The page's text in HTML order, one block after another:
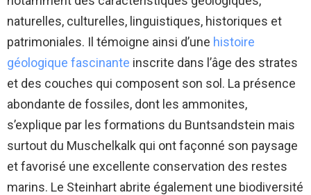
naturelles, culturelles, linguistiques, historiques et
patrimoniales. Il témoigne ainsi d’une histoire
géologique fascinante inscrite dans l’âge des strates
et des couches qui composent son sol. La présence
abondante de fossiles, dont les ammonites,
s’explique par les formations du Buntsandstein mais
surtout du Muschelkalk qui ont façonné son paysage
et favorisé une excellente conservation des restes
marins. Le Steinhart abrite également une biodiversité